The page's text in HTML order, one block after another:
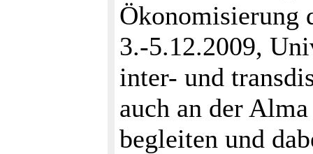
Ökonomisierung
3.-5.12.2009,
inter- und
auch an der
begleiten und